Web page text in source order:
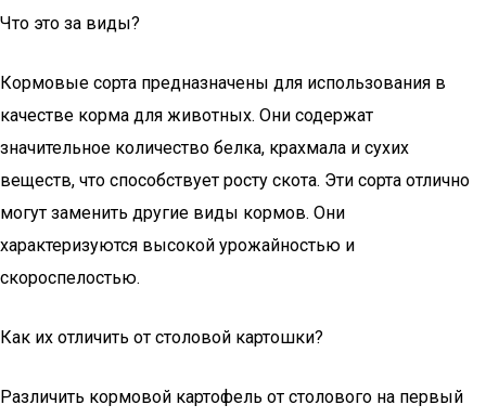
Что это за виды?
Кормовые сорта предназначены для использования в
качестве корма для животных. Они содержат
значительное количество белка, крахмала и сухих
веществ, что способствует росту скота. Эти сорта отлично
могут заменить другие виды кормов. Они
характеризуются высокой урожайностью и
скороспелостью.
Как их отличить от столовой картошки?
Различить кормовой картофель от столового на первый